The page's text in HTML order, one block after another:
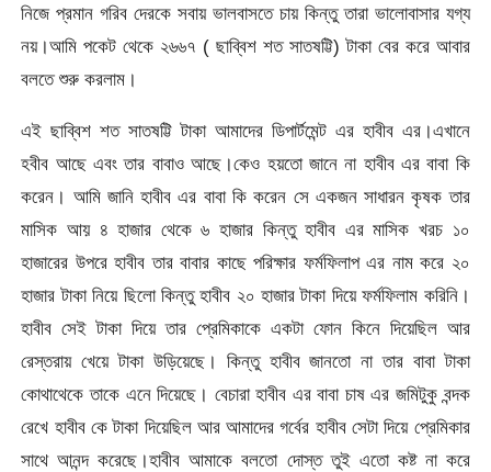
নিজে প্রমান গরিব দেরকে সবায় ভালবাসতে চায় কিন্তু তারা ভালোবাসার যগ্য
নয়।আমি পকেট থেকে ২৬৬৭ ( ছাব্বিশ শত সাতষট্টি) টাকা বের করে আবার
বলতে শুরু করলাম।
এই ছাব্বিশ শত সাতষট্টি টাকা আমাদের ডিপার্টমেন্ট এর হাবীব এর।এখানে
হবীব আছে এবং তার বাবাও আছে।কেও হয়তো জানে না হাবীব এর বাবা কি
করেন। আমি জানি হাবীব এর বাবা কি করেন সে একজন সাধারন কৃষক তার
মাসিক আয় ৪ হাজার থেকে ৬ হাজার কিন্তু হাবীব এর মাসিক খরচ ১০
হাজারের উপরে হাবীব তার বাবার কাছে পরিক্ষার ফর্মফিলাপ এর নাম করে ২০
হাজার টাকা নিয়ে ছিলো কিন্তু হাবীব ২০ হাজার টাকা দিয়ে ফর্মফিলাম করিনি।
হাবীব সেই টাকা দিয়ে তার প্রেমিকাকে একটা ফোন কিনে দিয়েছিল আর
রেস্তরায় খেয়ে টাকা উড়িয়েছে। কিন্তু হাবীব জানতো না তার বাবা টাকা
কোথাথেকে তাকে এনে দিয়েছে। বেচারা হাবীব এর বাবা চাষ এর জমিটুকু বন্দক
রেখে হাবীব কে টাকা দিয়েছিল আর আমাদের গর্বের হাবীব সেটা দিয়ে প্রেমিকার
সাথে আনন্দ করেছে।হাবীব আমাকে বলতো দোস্ত তুই এতো কষ্ট না করে